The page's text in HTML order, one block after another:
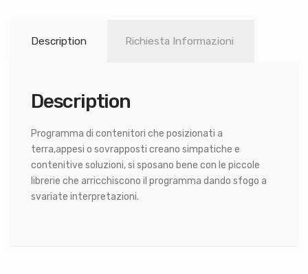
Description Richiesta Informazioni
Description
Programma di contenitori che posizionati a
terra,appesi o sovrapposti creano simpatiche e
contenitive soluzioni, si sposano bene con le piccole
librerie che arricchiscono il programma dando sfogo a
svariate interpretazioni.